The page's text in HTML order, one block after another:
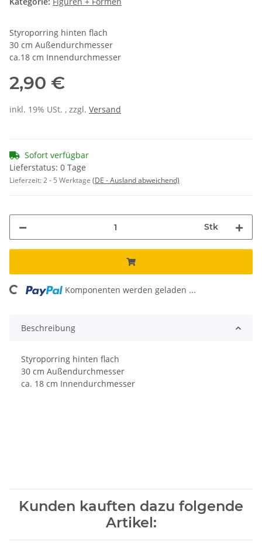
Styroporring hinten flach
30 cm Außendurchmesser
ca.18 cm Innendurchmesser
2,90 €
inkl. 19% USt. , zzgl. Versand
Sofort verfügbar
Lieferstatus: 0 Tage
Lieferzeit:2 - 5 Werktage (DE - Ausland abweichend)
Stk
Loading... Komponenten werden geladen ...
Beschreibung
Styroporring hinten flach
30 cm Außendurchmesser
ca. 18 cm Innendurchmesser
Kunden kauften dazu folgende
Artikel: